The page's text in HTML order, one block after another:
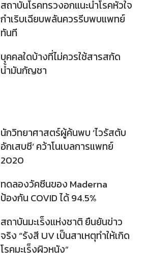
สถาบันโรคทรวงอกแนะนำโรคหัวใจ
กำเริบเฉียบพลันควรรีบพบแพทย์
ทันที
บุคคลใดบ้างที่ไม่ควรใช้สารสกัด
น้ำมันกัญชา
นักวิทยาศาสตร์ผู้ค้นพบ ‘ไวรัสตับ
อักเสบซี’ คว้าโนเบลการแพทย์
2020
ทดลองวัคซีนของ Maderna
ป้องกัน COVID ได้ 94.5%
สถาบันมะเร็งแห่งชาติ ยืนยันข่าว
จริง “รังสี UV เป็นสาเหตุทำให้เกิด
โรคมะเร็งผิวหนัง”